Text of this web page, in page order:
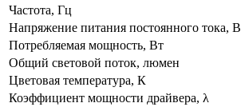
Частота, Гц
Напряжение питания постоянного тока, В
Потребляемая мощность, Вт
Общий световой поток, люмен
Цветовая температура, К
Коэффициент мощности драйвера, λ